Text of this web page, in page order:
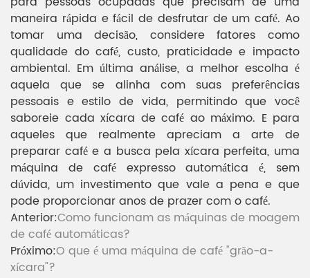
maneira rápida e fácil de desfrutar de um café. Ao
tomar uma decisão, considere fatores como
qualidade do café, custo, praticidade e impacto
ambiental. Em última análise, a melhor escolha é
aquela que se alinha com suas preferências
pessoais e estilo de vida, permitindo que você
saboreie cada xícara de café ao máximo. E para
aqueles que realmente apreciam a arte de
preparar café e a busca pela xícara perfeita, uma
máquina de café expresso automática é, sem
dúvida, um investimento que vale a pena e que
pode proporcionar anos de prazer com o café.
Anterior:Como funcionam as máquinas de moagem
de café automáticas?
Próximo:O que é uma máquina de café "grão-a-
xícara"?